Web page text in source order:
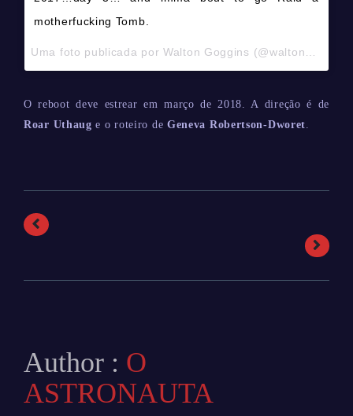
motherfucking Tomb.
O reboot deve estrear em março de 2018. A direção é de
Roar Uthaug e o roteiro de Geneva Robertson-Dworet
Author : O
ASTRONAUTA